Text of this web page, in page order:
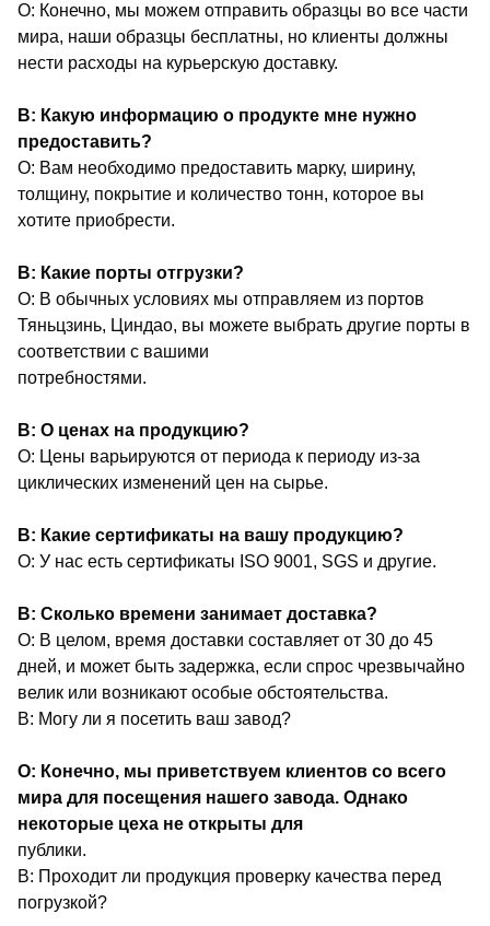
О: Конечно, мы можем отправить образцы во все части
мира, наши образцы бесплатны, но клиенты должны
нести расходы на курьерскую доставку.
В: Какую информацию о продукте мне нужно
предоставить?
О: Вам необходимо предоставить марку, ширину,
толщину, покрытие и количество тонн, которое вы
хотите приобрести.
В: Какие порты отгрузки?
О: В обычных условиях мы отправляем из портов
Тяньцзинь, Циндао, вы можете выбрать другие порты в
соответствии с вашими
потребностями.
В: О ценах на продукцию?
О: Цены варьируются от периода к периоду из-за
циклических изменений цен на сырье.
В: Какие сертификаты на вашу продукцию?
О: У нас есть сертификаты ISO 9001, SGS и другие.
В: Сколько времени занимает доставка?
О: В целом, время доставки составляет от 30 до 45
дней, и может быть задержка, если спрос чрезвычайно
велик или возникают особые обстоятельства.
В: Могу ли я посетить ваш завод?
О: Конечно, мы приветствуем клиентов со всего
мира для посещения нашего завода. Однако
некоторые цеха не открыты для
публики.
В: Проходит ли продукция проверку качества перед
погрузкой?